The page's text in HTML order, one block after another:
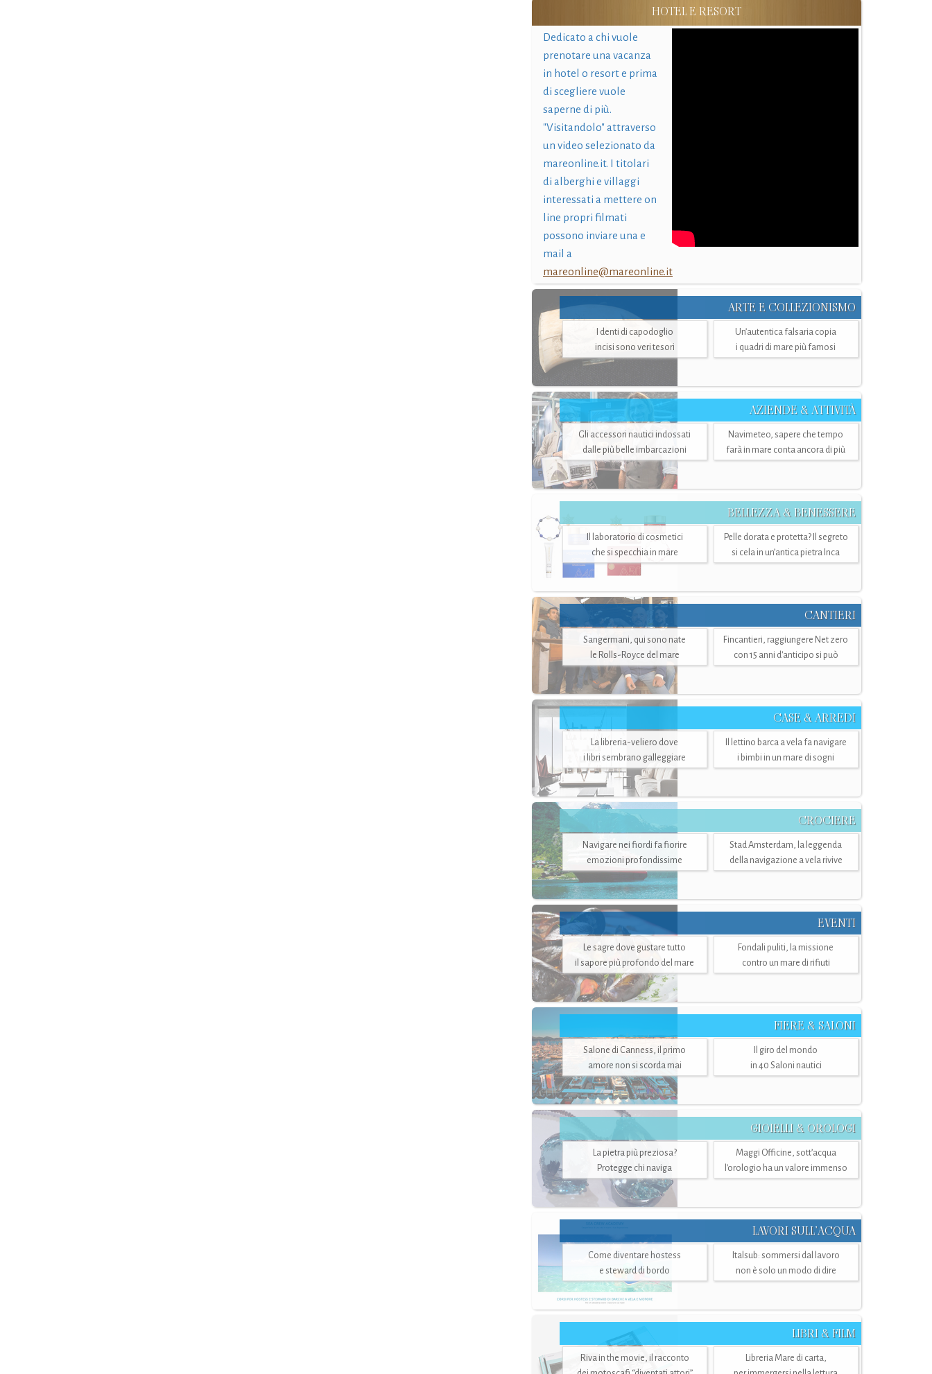
HOTEL E RESORT
Dedicato a chi vuole
prenotare una vacanza
in hotel o resort e prima
di scegliere vuole
saperne di più.
"Visitandolo" attraverso
un video selezionato da
mareonline.it. I titolari
di alberghi e villaggi
interessati a mettere on
line propri filmati
possono inviare una e
mail a
mareonline@mareonline.it
ARTE E COLLEZIONISMO
I denti di capodoglio
incisi sono veri tesori
Un’autentica falsaria copia
i quadri di mare più famosi
AZIENDE & ATTIVITÀ
Gli accessori nautici indossati
dalle più belle imbarcazioni
Navimeteo, sapere che tempo
farà in mare conta ancora di più
BELLEZZA & BENESSERE
Il laboratorio di cosmetici
che si specchia in mare
Pelle dorata e protetta? Il segreto
si cela in un’antica pietra Inca
CANTIERI
Sangermani, qui sono nate
le Rolls-Royce del mare
Fincantieri, raggiungere Net zero
con 15 anni d'anticipo si può
CASE & ARREDI
La libreria-veliero dove
i libri sembrano galleggiare
Il lettino barca a vela fa navigare
i bimbi in un mare di sogni
CROCIERE
Navigare nei fiordi fa fiorire
emozioni profondissime
Stad Amsterdam, la leggenda
della navigazione a vela rivive
EVENTI
Le sagre dove gustare tutto
il sapore più profondo del mare
Fondali puliti, la missione
contro un mare di rifiuti
FIERE & SALONI
Salone di Canness, il primo
amore non si scorda mai
Il giro del mondo
in 40 Saloni nautici
GIOIELLI & OROLOGI
La pietra più preziosa?
Protegge chi naviga
Maggi Officine, sott’acqua
l'orologio ha un valore immenso
LAVORI SULL’ACQUA
Come diventare hostess
e steward di bordo
Italsub: sommersi dal lavoro
non è solo un modo di dire
LIBRI & FILM
Riva in the movie, il racconto
Libreria Mare di carta,